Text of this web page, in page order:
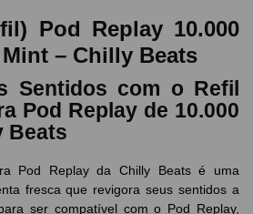
Pod Replay 10.000
– Chilly Beats
Sentidos com o Refil
Pod Replay de 10.000
Beats
Pod Replay da Chilly Beats é uma
fresca que revigora seus sentidos a
ser compatível com o Pod Replay,